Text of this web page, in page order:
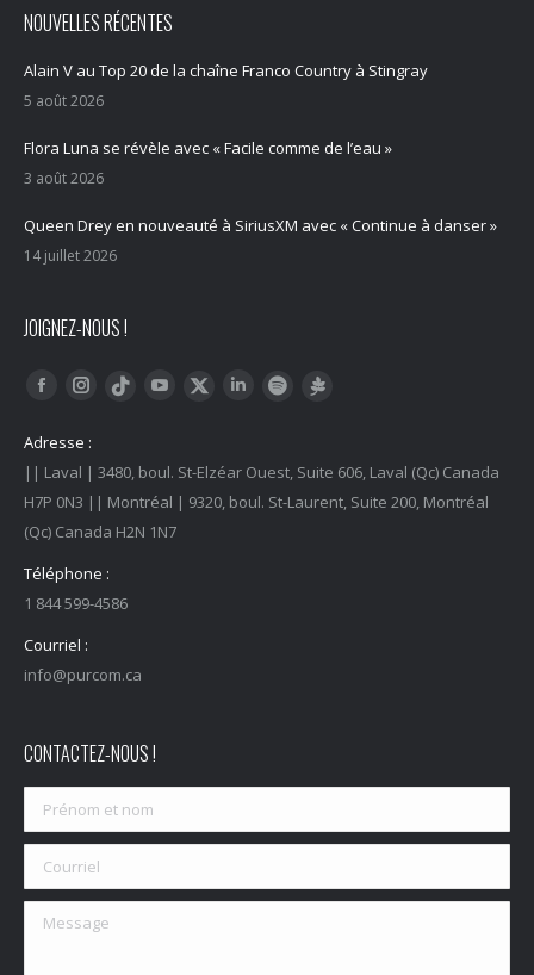
NOUVELLES RÉCENTES
Alain V au Top 20 de la chaîne Franco Country à Stingray
5 août 2026
Flora Luna se révèle avec « Facile comme de l’eau »
3 août 2026
Queen Drey en nouveauté à SiriusXM avec « Continue à danser »
14 juillet 2026
JOIGNEZ-NOUS !
Trouvez nous sur :
FacebookInstagram
Tiktok YouTubeTwitter LinkedInSpotify
Adresse :
|| Laval | 3480, boul. St-Elzéar Ouest, Suite 606, Laval (Qc) Canada
H7P 0N3 || Montréal | 9320, boul. St-Laurent, Suite 200, Montréal
(Qc) Canada H2N 1N7
Téléphone :
1 844 599-4586
Courriel :
info@purcom.ca
CONTACTEZ-NOUS !